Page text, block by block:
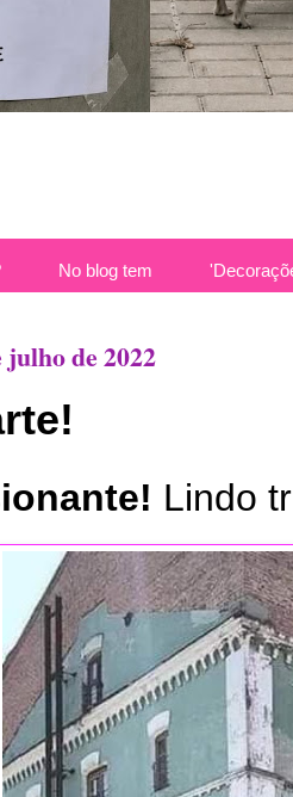
No blog tem
julho de 2022
Lindo